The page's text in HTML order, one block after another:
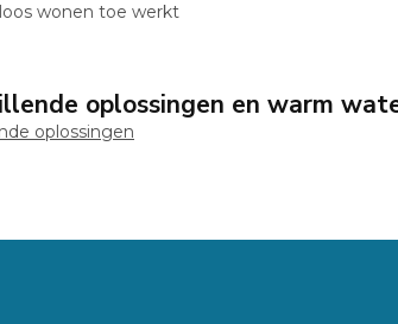
wonen toe werkt
oplossingen en warm
oplossingen